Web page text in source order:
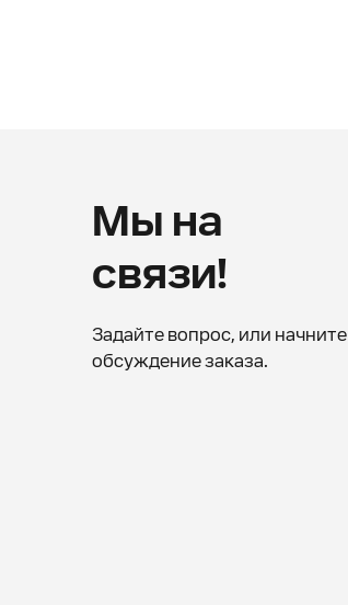
Мы на
связи!
Задайте вопрос, или начните
обсуждение заказа.